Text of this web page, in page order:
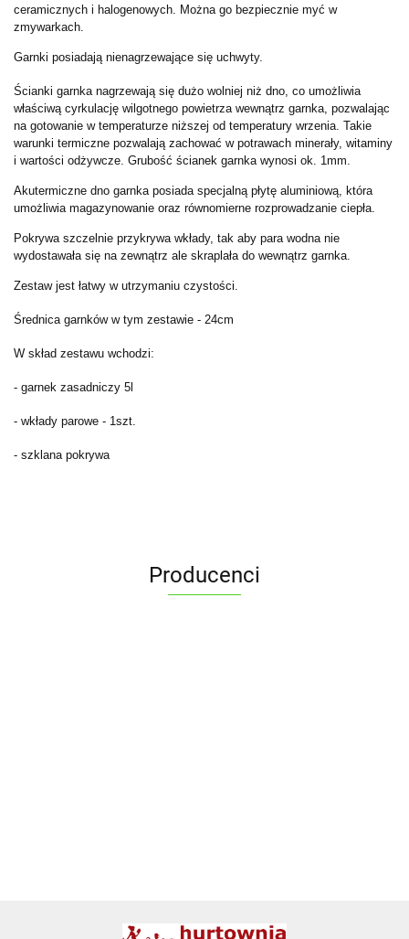
ceramicznych i halogenowych. Można go bezpiecznie myć w
zmywarkach.
Garnki posiadają nienagrzewające się uchwyty.
Ścianki garnka nagrzewają się dużo wolniej niż dno, co umożliwia
właściwą cyrkulację wilgotnego powietrza wewnątrz garnka, pozwalając
na gotowanie w temperaturze niższej od temperatury wrzenia. Takie
warunki termiczne pozwalają zachować w potrawach minerały, witaminy
i wartości odżywcze. Grubość ścianek garnka wynosi ok. 1mm.
Akutermiczne dno garnka posiada specjalną płytę aluminiową, która
umożliwia magazynowanie oraz równomierne rozprowadzanie ciepła.
Pokrywa szczelnie przykrywa wkłady, tak aby para wodna nie
wydostawała się na zewnątrz ale skraplała do wewnątrz garnka.
Zestaw jest łatwy w utrzymaniu czystości.
Średnica garnków w tym zestawie - 24cm
W skład zestawu wchodzi:
- garnek zasadniczy 5l
- wkłady parowe - 1szt.
- szklana pokrywa
Producenci